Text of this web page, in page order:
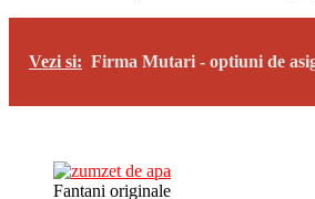
Vezi si: Firma Mutari - optiuni de
Fantani originale